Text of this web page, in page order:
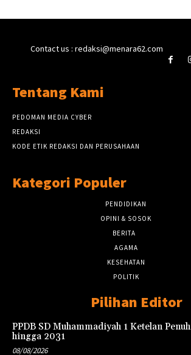
Contact us : redaksi@menara62.com
Tentang Kami
PEDOMAN MEDIA CYBER
REDAKSI
KODE ETIK REDAKSI DAN PERUSAHAAN
Kategori Populer
PENDIDIKAN
OPINI & SOSOK
BERITA
AGAMA
KESEHATAN
POLITIK
Pilihan Editor
PPDB SD Muhammadiyah 1 Ketelan Penuh
hingga 2031
08/08/2026